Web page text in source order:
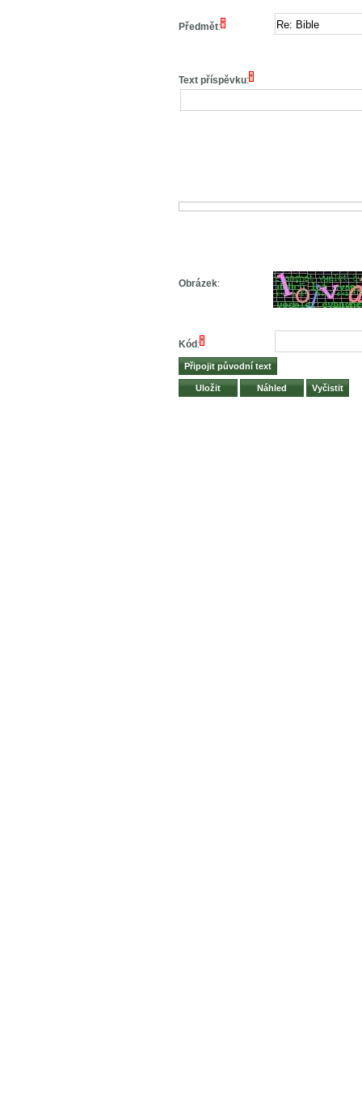
Předmět:*
Text příspěvku:*
Obrázek:
Kód :*